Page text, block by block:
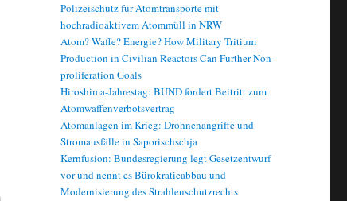
Polizeischutz für Atomtransporte mit
hochradioaktivem Atommüll in NRW
Atom? Waffe? Energie? How Military Tritium
Production in Civilian Reactors Can Further Non-
proliferation Goals
Hiroshima-Jahrestag: BUND fordert Beitritt zum
Atomwaffenverbotsvertrag
Atomanlagen im Krieg: Drohnenangriffe und
Stromausfälle in Saporischschja
Kernfusion: Bundesregierung legt Gesetzentwurf
vor und nennt es Bürokratieabbau und
Modernisierung des Strahlenschutzrechts